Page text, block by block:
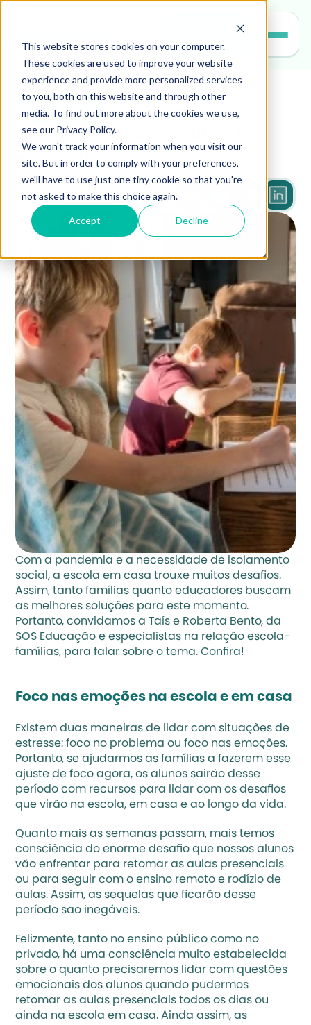
This website stores cookies on your computer.
These cookies are used to improve your website
experience and provide more personalized services
to you, both on this website and through other
media. To find out more about the cookies we use,
see our Privacy Policy.
We won't track your information when you visit our
site. But in order to comply with your preferences,
we'll have to use just one tiny cookie so that you're
not asked to make this choice again.
Accept Decline
educacao
Como apoiar as famílias no
ensino híbrido
5 minutos
Com a pandemia e a necessidade de isolamento
social, a escola em casa trouxe muitos desafios.
Assim, tanto famílias quanto educadores buscam
as melhores soluções para este momento.
SOS Educação e especialistas na relação escola-
famílias, para falar sobre o tema. Confira!
Foco nas emoções na escola e em casa
Existem duas maneiras de lidar com situações de
estresse: foco no problema ou foco nas emoções.
Portanto, se ajudarmos as famílias a fazerem esse
ajuste de foco agora, os alunos sairão desse
período com recursos para lidar com os desafios
que virão na escola, em casa e ao longo da vida.
Quanto mais as semanas passam, mais temos
consciência do enorme desafio que nossos alunos
vão enfrentar para retomar as aulas presenciais
ou para seguir com o ensino remoto e rodízio de
aulas. Assim, as sequelas que ficarão desse
período são inegáveis.
Felizmente, tanto no ensino público como no
privado, há uma consciência muito estabelecida
sobre o quanto precisaremos lidar com questões
emocionais dos alunos quando pudermos
retomar as aulas presenciais todos os dias ou
ainda na escola em casa. Ainda assim, as